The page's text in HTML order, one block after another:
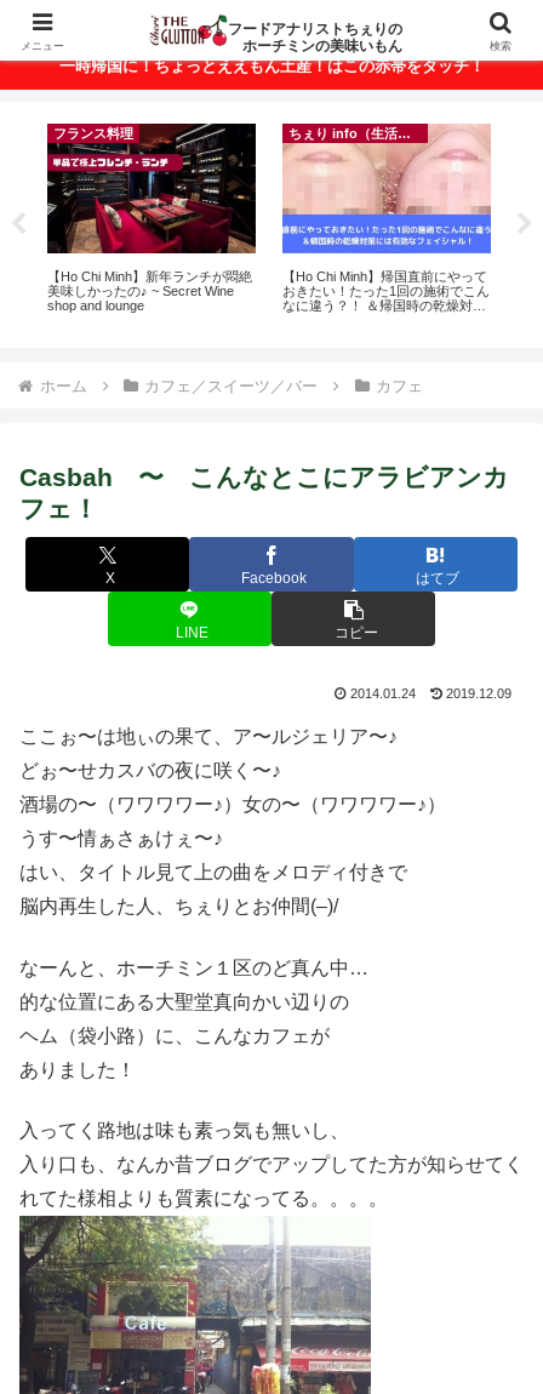
ベトナム・ホーチミンの美味いもんが満載！
一時帰国に！ちょっとええもん土産！はこの赤帯をタッチ！
ちぇり info（生活情報）
【追記】日本での電話番号ゲット
＆キープ！機種変時のデータ移行
に失敗したけど復活できた話！~
【 Ho Chi Minh】🍺 Happy Hour
and More in Ho Chi Minh CIty 🍺
ホーム カフェ／スイーツ／バー カフェ
Casbah 〜 こんなとこにアラビアンカ
フェ！
X Facebook はてブ
LINE コピー
2014.01.24 2019.12.09
ここぉ〜は地ぃの果て、ア〜ルジェリア〜♪
どぉ〜せカスバの夜に咲く〜♪
酒場の〜（ワワワワー♪）女の〜（ワワワワー♪）
うす〜情ぁさぁけぇ〜♪
はい、タイトル見て上の曲をメロディ付きで
脳内再生した人、ちぇりとお仲間(–)/
なーんと、ホーチミン１区のど真ん中…
的な位置にある大聖堂真向かい辺りの
ヘム（袋小路）に、こんなカフェが
ありました！
入ってく路地は味も素っ気も無いし、
入り口も、なんか昔ブログでアップしてた方が知らせてく
れてた様相よりも質素になってる。。。。
メニュー
フードアナリストちぇりの
ホーチミンの美味いもん
検索